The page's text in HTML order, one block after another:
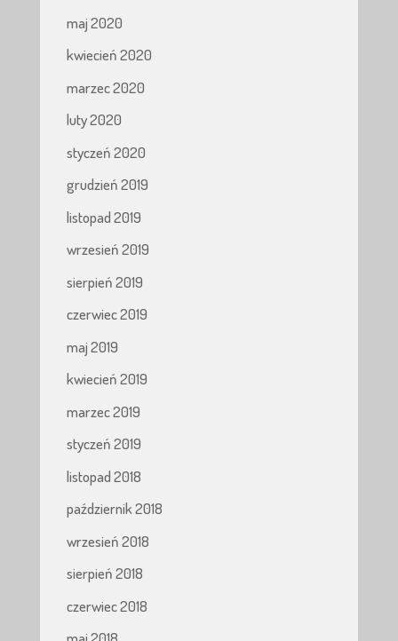
maj 2020
kwiecień 2020
marzec 2020
luty 2020
styczeń 2020
grudzień 2019
listopad 2019
wrzesień 2019
sierpień 2019
czerwiec 2019
maj 2019
kwiecień 2019
marzec 2019
styczeń 2019
listopad 2018
październik 2018
wrzesień 2018
sierpień 2018
czerwiec 2018